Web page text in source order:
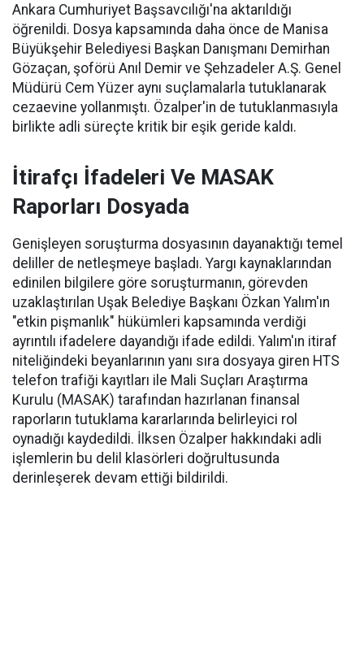
Ankara Cumhuriyet Başsavcılığı'na aktarıldığı
öğrenildi. Dosya kapsamında daha önce de Manisa
Büyükşehir Belediyesi Başkan Danışmanı Demirhan
Gözaçan, şoförü Anıl Demir ve Şehzadeler A.Ş. Genel
Müdürü Cem Yüzer aynı suçlamalarla tutuklanarak
cezaevine yollanmıştı. Özalper'in de tutuklanmasıyla
birlikte adli süreçte kritik bir eşik geride kaldı.
İtirafçı İfadeleri Ve MASAK
Raporları Dosyada
Genişleyen soruşturma dosyasının dayanaktığı temel
deliller de netleşmeye başladı. Yargı kaynaklarından
edinilen bilgilere göre soruşturmanın, görevden
uzaklaştırılan Uşak Belediye Başkanı Özkan Yalım'ın
"etkin pişmanlık" hükümleri kapsamında verdiği
ayrıntılı ifadelere dayandığı ifade edildi. Yalım'ın itiraf
niteliğindeki beyanlarının yanı sıra dosyaya giren HTS
telefon trafiği kayıtları ile Mali Suçları Araştırma
Kurulu (MASAK) tarafından hazırlanan finansal
raporların tutuklama kararlarında belirleyici rol
oynadığı kaydedildi. İlksen Özalper hakkındaki adli
işlemlerin bu delil klasörleri doğrultusunda
derinleşerek devam ettiği bildirildi.